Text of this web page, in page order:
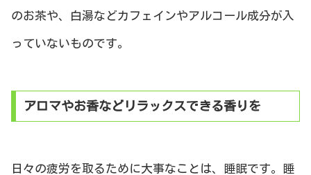
のお茶や、白湯などカフェインやアルコール成分が入
っていないものです。
アロマやお香などリラックスできる香りを
日々の疲労を取るために大事なことは、睡眠です。睡